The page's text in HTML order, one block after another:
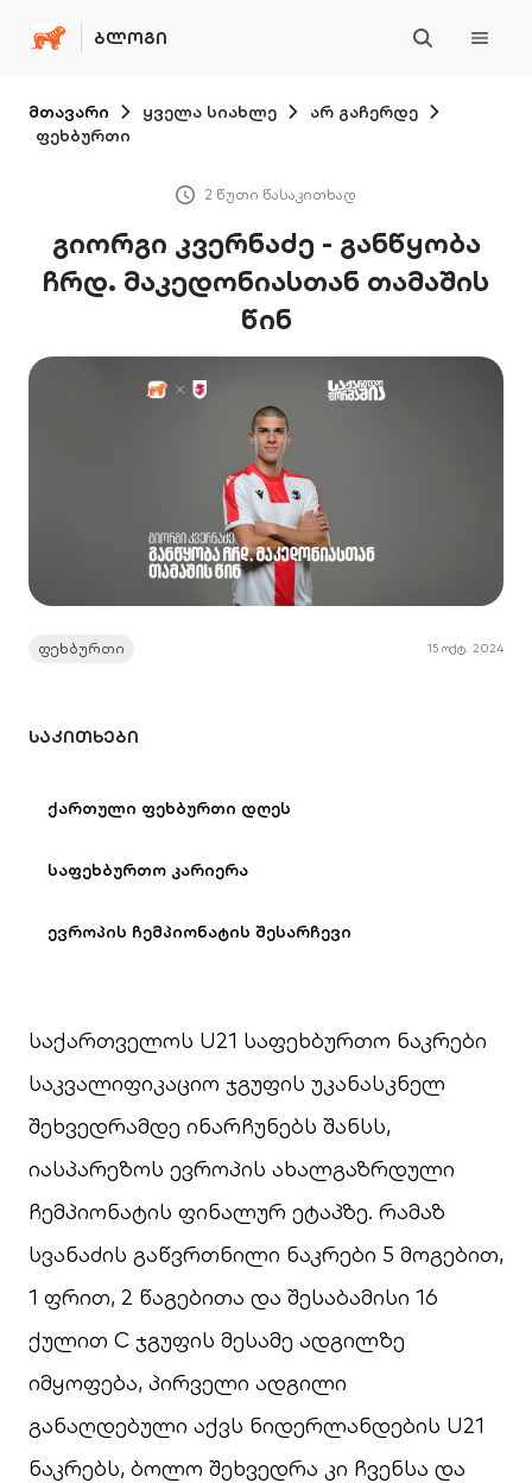
ᲑᲚᲝᲒᲘ
მთავარი ყველა სიახლე
არ გაჩერდე
ფეხბურთი
2 წუთი წასაკითხად
გიორგი კვერნაძე - განწყობა
ჩრდ. მაკედონიასთან თამაშის
წინ
ფეხბურთი 15 ოქტ. 2024
ᲡᲐᲙᲘᲗᲮᲔᲑᲘ
ქართული ფეხბურთი დღეს
⁠საფეხბურთო კარიერა
ევროპის ჩემპიონატის შესარჩევი
საქართველოს U21 საფეხბურთო ნაკრები
საკვალიფიკაციო ჯგუფის უკანასკნელ
შეხვედრამდე ინარჩუნებს შანსს,
იასპარეზოს ევროპის ახალგაზრდული
ჩემპიონატის ფინალურ ეტაპზე. რამაზ
სვანაძის გაწვრთნილი ნაკრები 5 მოგებით,
1 ფრით, 2 წაგებითა და შესაბამისი 16
ქულით C ჯგუფის მესამე ადგილზე
იმყოფება, პირველი ადგილი
განაღდებული აქვს ნიდერლანდების U21
ნაკრებს, ბოლო შეხვედრა კი ჩვენსა და